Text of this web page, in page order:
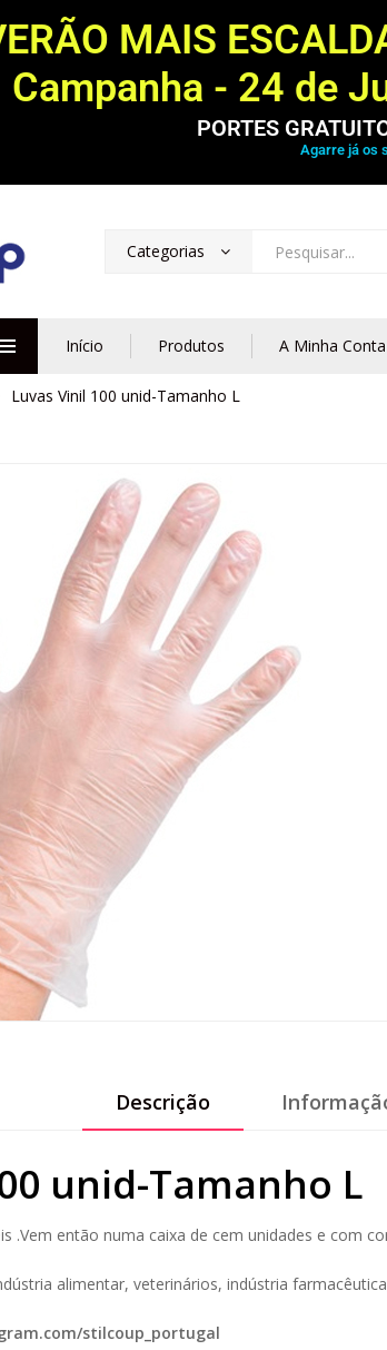
MAIS
Campanha - 24 de
PORTES
Agarre já os
Categorias
Início Produtos A Minha Conta
Luvas Vinil 100 unid-Tamanho L
Descrição
unid-Tamanho L
.Vem então numa caixa de cem unidades e com
alimentar, veterinários, indústria
stilcoup_portugal